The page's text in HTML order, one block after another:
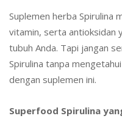
Suplemen herba Spirulina
vitamin, serta antioksidan
tubuh Anda. Tapi jangan
Spirulina tanpa
dengan suplemen ini.
Superfood Spirulina